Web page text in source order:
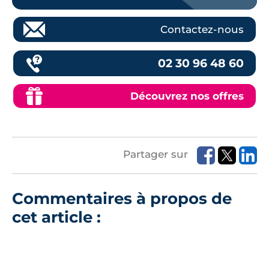
Contactez-nous
02 30 96 48 60
Découvrez nos offres
Partager sur
Commentaires à propos de
cet article :